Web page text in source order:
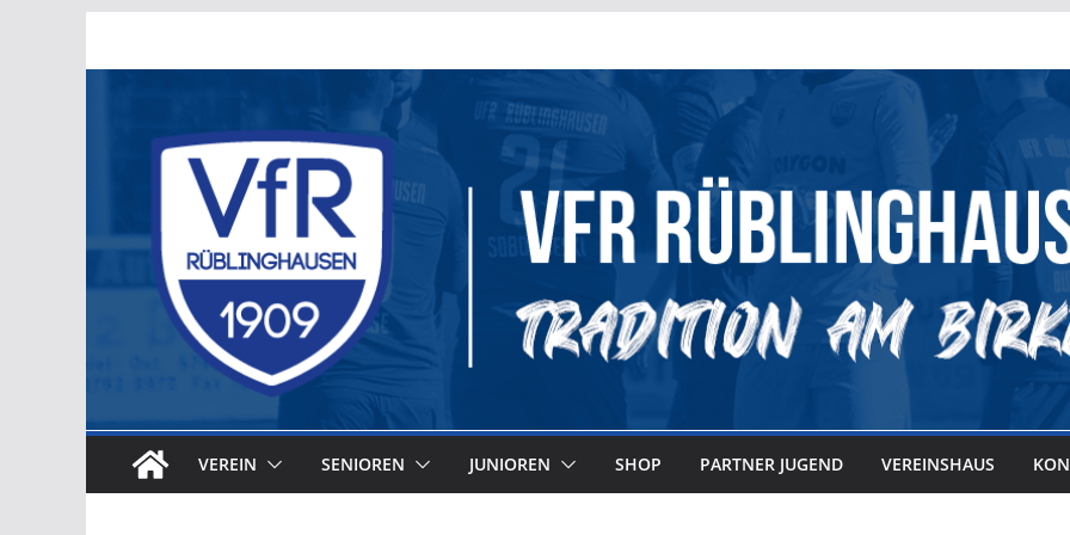
VEREIN SENIOREN JUNIOREN SHOP PARTNER JUGEND VEREINSHAUS